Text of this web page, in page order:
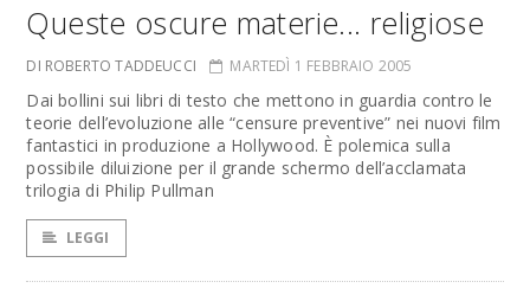
Queste oscure materie... religiose
DI ROBERTO TADDEUCCI MARTEDÌ 1 FEBBRAIO 2005
Dai bollini sui libri di testo che mettono in guardia contro le
teorie dell’evoluzione alle “censure preventive” nei nuovi film
fantastici in produzione a Hollywood. È polemica sulla
possibile diluizione per il grande schermo dell’acclamata
trilogia di Philip Pullman
LEGGI